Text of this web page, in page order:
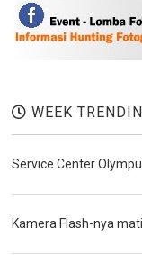
WEEK
Service Center
Kamera Flash-nya